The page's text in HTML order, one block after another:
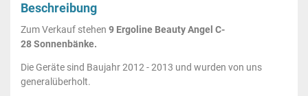
Beschreibung
Zum Verkauf stehen 9 Ergoline Beauty Angel C-
28 Sonnenbänke.
Die Geräte sind Baujahr 2012 - 2013 und wurden von uns
generalüberholt.